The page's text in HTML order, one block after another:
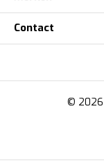
Contact
©